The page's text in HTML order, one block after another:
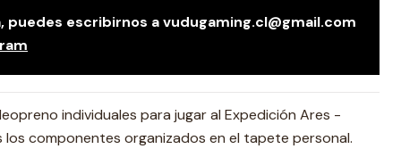
puedes escribirnos a vudugaming.cl@gmail.com
individuales para jugar al Expedición Ares -
componentes organizados en el tapete personal.